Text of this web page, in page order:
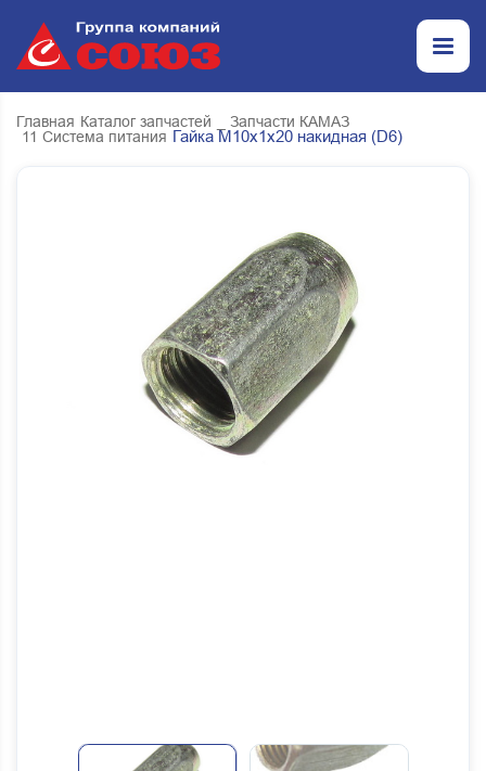
Главная Каталог запчастей
_ Запчасти КАМАЗ
11 Система питания Гайка М10х1х20 накидная (D6)